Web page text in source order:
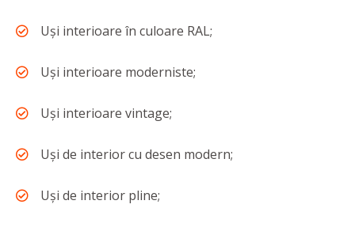
Uși interioare în culoare RAL;
Uși interioare moderniste;
Uși interioare vintage;
Uși de interior cu desen modern;
Uși de interior pline;